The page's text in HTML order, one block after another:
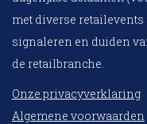
met diverse
signaleren en duiden
de retailbranche.
Onze privacyverklaring
Algemene voorwaarden